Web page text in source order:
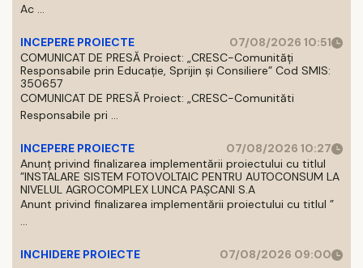
Ac ...
INCEPERE PROIECTE
07/08/2026 10:51
COMUNICAT DE PRESĂ Proiect: „CRESC-Comunități
Responsabile prin Educație, Sprijin și Consiliere” Cod SMIS:
350657
COMUNICAT DE PRESĂ Proiect: „CRESC-Comunităti
Responsabile pri ...
INCEPERE PROIECTE
07/08/2026 10:27
Anunț privind finalizarea implementării proiectului cu titlul
”INSTALARE SISTEM FOTOVOLTAIC PENTRU AUTOCONSUM LA
NIVELUL AGROCOMPLEX LUNCA PAȘCANI S.A
Anunt privind finalizarea implementării proiectului cu titlul ”
...
INCHIDERE PROIECTE 07/08/2026 09:00